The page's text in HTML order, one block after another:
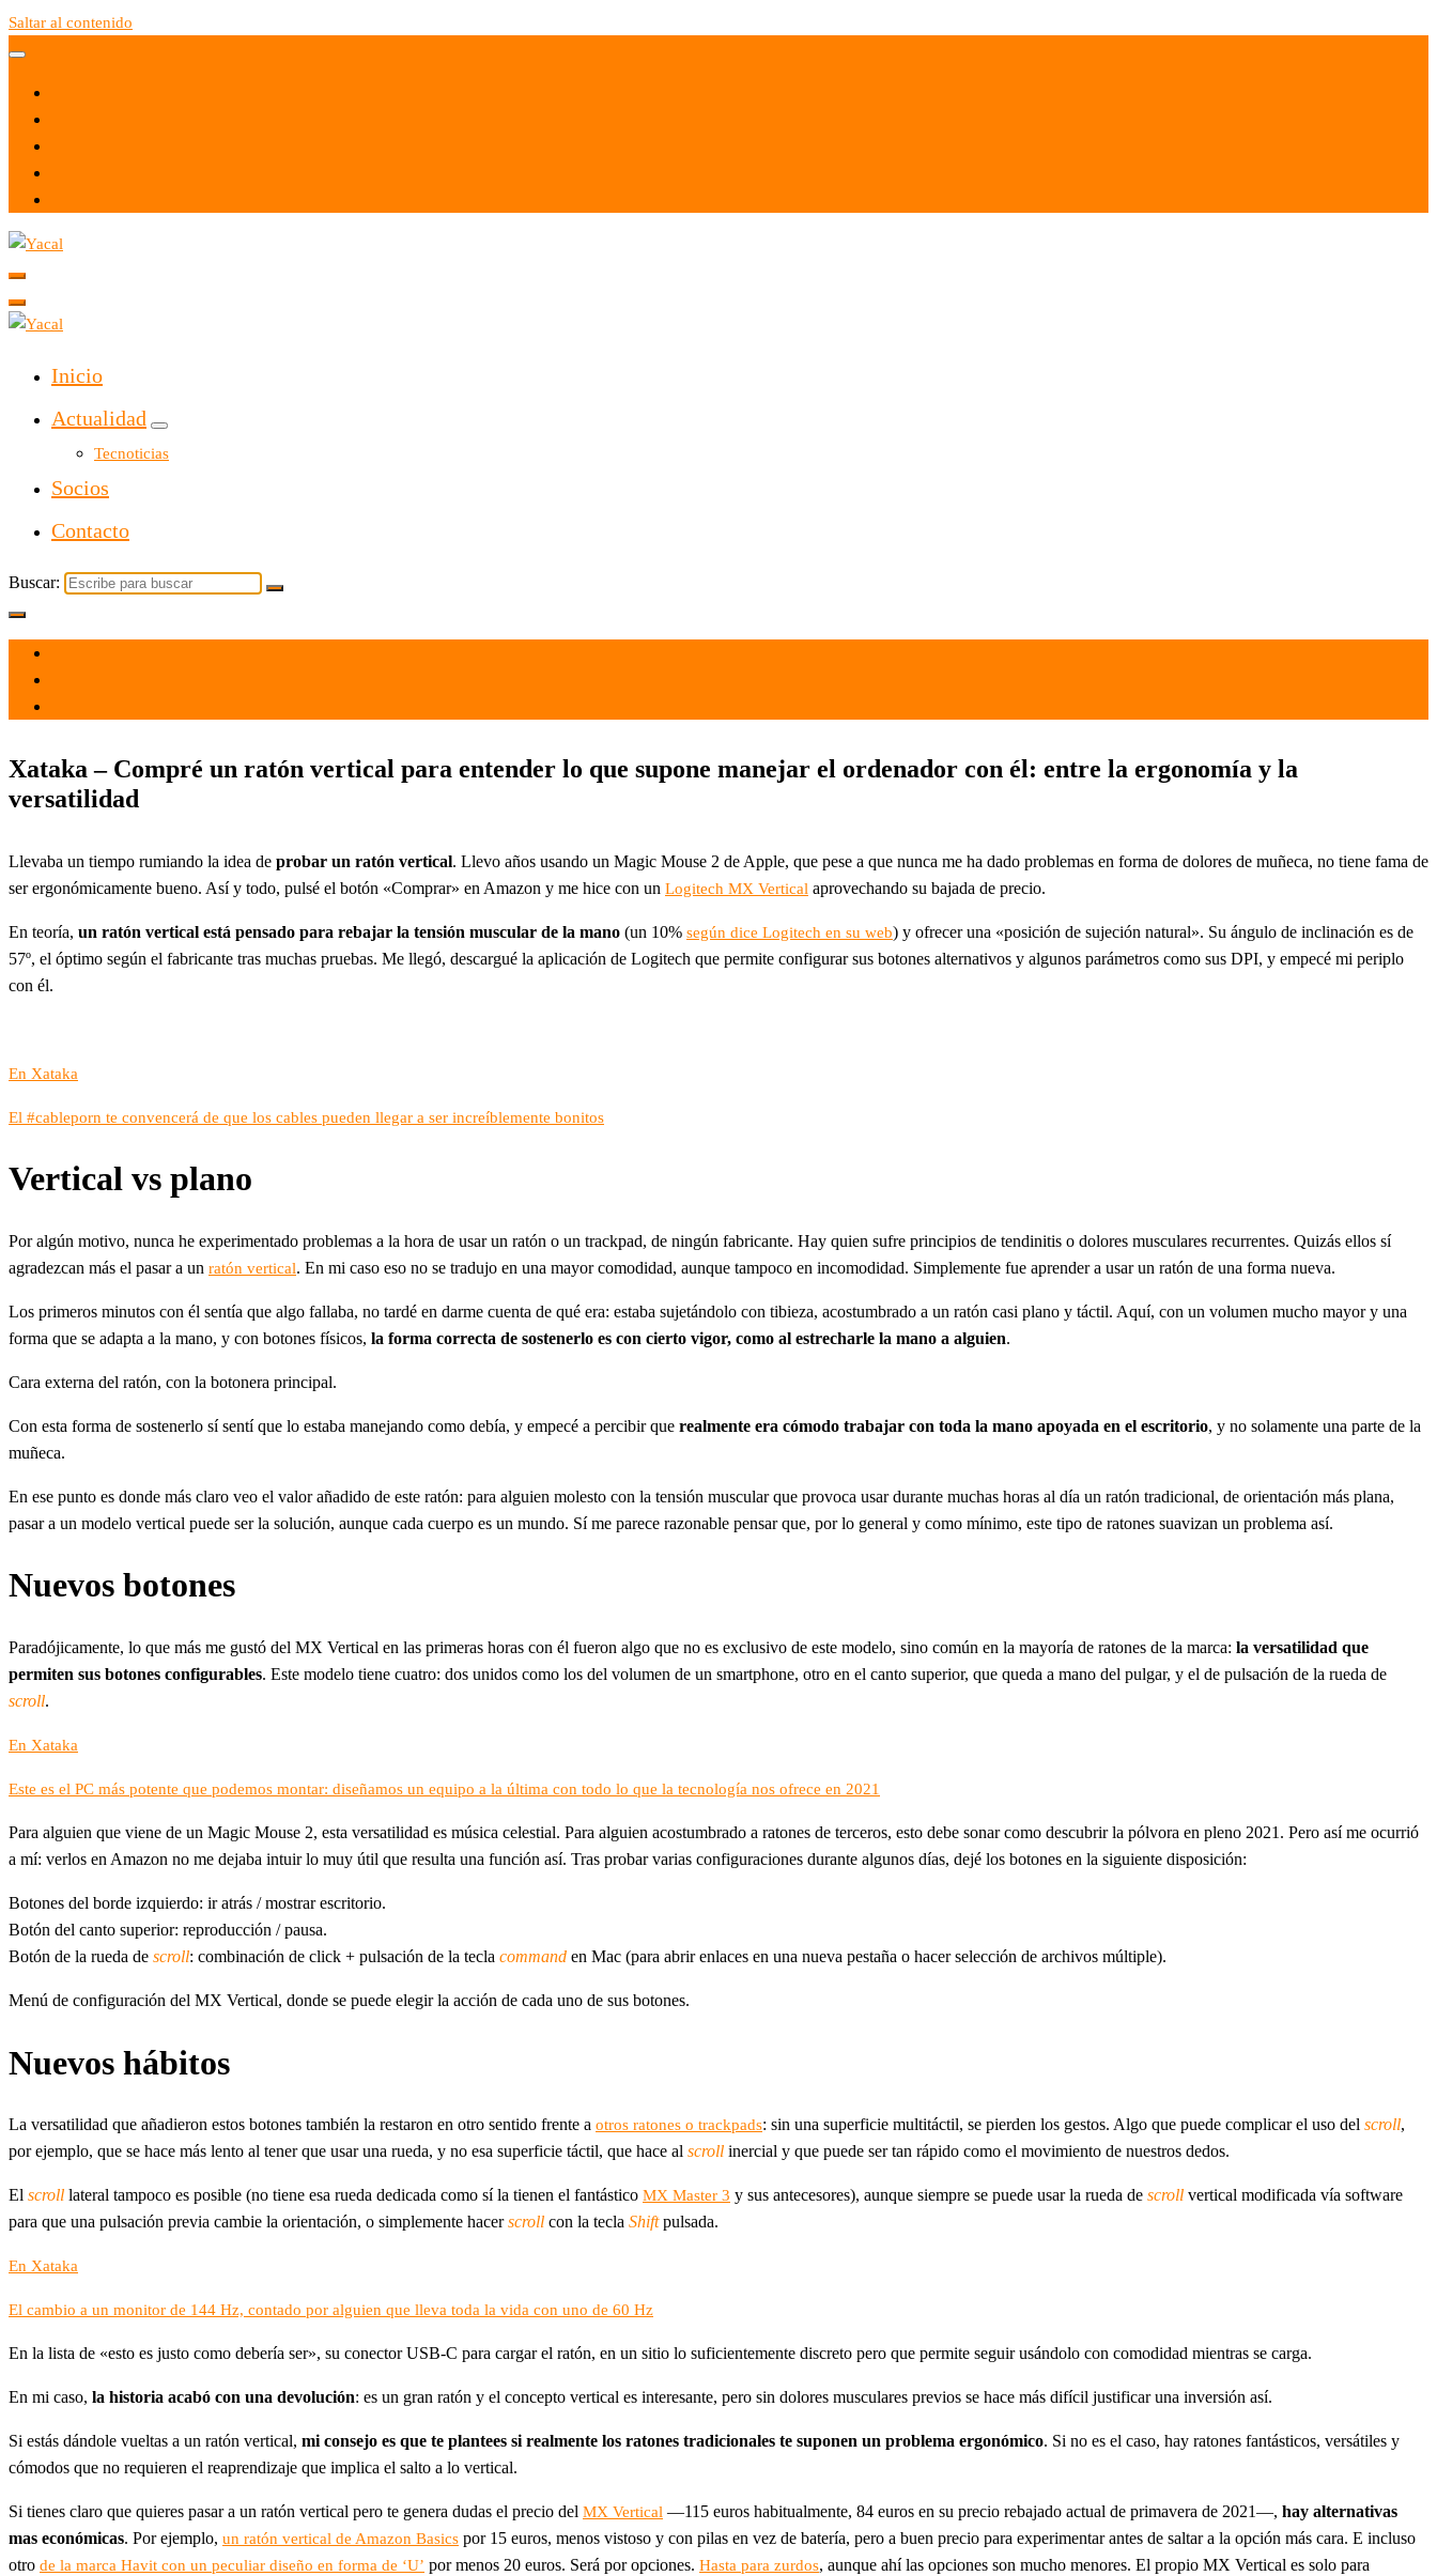
Saltar al contenido
Yacal micro hosting
Inicio
Actualidad
Tecnoticias
Socios
Contacto
Buscar:
Xataka – Compré un ratón vertical para entender lo que supone manejar el ordenador con él: entre la ergonomía y la
versatilidad
Llevaba un tiempo rumiando la idea de probar un ratón vertical. Llevo años usando un Magic Mouse 2 de Apple, que pese a que nunca me ha dado problemas en forma de dolores de muñeca, no tiene fama de
ser ergonómicamente bueno. Así y todo, pulsé el botón «Comprar» en Amazon y me hice con un Logitech MX Vertical aprovechando su bajada de precio.
En teoría, un ratón vertical está pensado para rebajar la tensión muscular de la mano (un 10% según dice Logitech en su web) y ofrecer una «posición de sujeción natural». Su ángulo de inclinación es de
57º, el óptimo según el fabricante tras muchas pruebas. Me llegó, descargué la aplicación de Logitech que permite configurar sus botones alternativos y algunos parámetros como sus DPI, y empecé mi periplo
con él.
En Xataka
El #cableporn te convencerá de que los cables pueden llegar a ser increíblemente bonitos
Vertical vs plano
Por algún motivo, nunca he experimentado problemas a la hora de usar un ratón o un trackpad, de ningún fabricante. Hay quien sufre principios de tendinitis o dolores musculares recurrentes. Quizás ellos sí
agradezcan más el pasar a un ratón vertical. En mi caso eso no se tradujo en una mayor comodidad, aunque tampoco en incomodidad. Simplemente fue aprender a usar un ratón de una forma nueva.
Los primeros minutos con él sentía que algo fallaba, no tardé en darme cuenta de qué era: estaba sujetándolo con tibieza, acostumbrado a un ratón casi plano y táctil. Aquí, con un volumen mucho mayor y una
forma que se adapta a la mano, y con botones físicos, la forma correcta de sostenerlo es con cierto vigor, como al estrecharle la mano a alguien.
Cara externa del ratón, con la botonera principal.
Con esta forma de sostenerlo sí sentí que lo estaba manejando como debía, y empecé a percibir que realmente era cómodo trabajar con toda la mano apoyada en el escritorio, y no solamente una parte de la
muñeca.
En ese punto es donde más claro veo el valor añadido de este ratón: para alguien molesto con la tensión muscular que provoca usar durante muchas horas al día un ratón tradicional, de orientación más plana,
pasar a un modelo vertical puede ser la solución, aunque cada cuerpo es un mundo. Sí me parece razonable pensar que, por lo general y como mínimo, este tipo de ratones suavizan un problema así.
Nuevos botones
Paradójicamente, lo que más me gustó del MX Vertical en las primeras horas con él fueron algo que no es exclusivo de este modelo, sino común en la mayoría de ratones de la marca: la versatilidad que
permiten sus botones configurables. Este modelo tiene cuatro: dos unidos como los del volumen de un smartphone, otro en el canto superior, que queda a mano del pulgar, y el de pulsación de la rueda de
scroll.
En Xataka
Este es el PC más potente que podemos montar: diseñamos un equipo a la última con todo lo que la tecnología nos ofrece en 2021
Para alguien que viene de un Magic Mouse 2, esta versatilidad es música celestial. Para alguien acostumbrado a ratones de terceros, esto debe sonar como descubrir la pólvora en pleno 2021. Pero así me ocurrió
a mí: verlos en Amazon no me dejaba intuir lo muy útil que resulta una función así. Tras probar varias configuraciones durante algunos días, dejé los botones en la siguiente disposición:
Botones del borde izquierdo: ir atrás / mostrar escritorio.
Botón del canto superior: reproducción / pausa.
Botón de la rueda de scroll: combinación de click + pulsación de la tecla command en Mac (para abrir enlaces en una nueva pestaña o hacer selección de archivos múltiple).
Menú de configuración del MX Vertical, donde se puede elegir la acción de cada uno de sus botones.
Nuevos hábitos
La versatilidad que añadieron estos botones también la restaron en otro sentido frente a otros ratones o trackpads: sin una superficie multitáctil, se pierden los gestos. Algo que puede complicar el uso del scroll,
por ejemplo, que se hace más lento al tener que usar una rueda, y no esa superficie táctil, que hace al scroll inercial y que puede ser tan rápido como el movimiento de nuestros dedos.
El scroll lateral tampoco es posible (no tiene esa rueda dedicada como sí la tienen el fantástico MX Master 3 y sus antecesores), aunque siempre se puede usar la rueda de scroll vertical modificada vía software
para que una pulsación previa cambie la orientación, o simplemente hacerscroll con la tecla Shiftpulsada.
En Xataka
El cambio a un monitor de 144 Hz, contado por alguien que lleva toda la vida con uno de 60 Hz
En la lista de «esto es justo como debería ser», su conector USB-C para cargar el ratón, en un sitio lo suficientemente discreto pero que permite seguir usándolo con comodidad mientras se carga.
En mi caso, la historia acabó con una devolución: es un gran ratón y el concepto vertical es interesante, pero sin dolores musculares previos se hace más difícil justificar una inversión así.
Si estás dándole vueltas a un ratón vertical, mi consejo es que te plantees si realmente los ratones tradicionales te suponen un problema ergonómico. Si no es el caso, hay ratones fantásticos, versátiles y
cómodos que no requieren el reaprendizaje que implica el salto a lo vertical.
Si tienes claro que quieres pasar a un ratón vertical pero te genera dudas el precio del MX Vertical —115 euros habitualmente, 84 euros en su precio rebajado actual de primavera de 2021—, hay alternativas
mas económicas. Por ejemplo, un ratón vertical de Amazon Basics por 15 euros, menos vistoso y con pilas en vez de batería, pero a buen precio para experimentar antes de saltar a la opción más cara. E incluso
otro de la marca Havit con un peculiar diseño en forma de ‘U’ por menos 20 euros. Será por opciones. Hasta para zurdos, aunque ahí las opciones son mucho menores. El propio MX Vertical es solo para